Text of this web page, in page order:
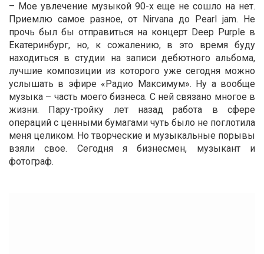
– Мое увлечение музыкой 90-х еще не сошло на нет.
Приемлю самое разное, от Nirvana до Pearl jam. Не
прочь был бы отправиться на концерт Deep Purple в
Екатеринбург, но, к сожалению, в это время буду
находиться в студии на записи дебютного альбома,
лучшие композиции из которого уже сегодня можно
услышать в эфире «Радио Максимум». Ну а вообще
музыка – часть моего бизнеса. С ней связано многое в
жизни. Пару-тройку лет назад работа в сфере
операций с ценными бумагами чуть было не поглотила
меня целиком. Но творческие и музыкальные порывы
взяли свое. Сегодня я бизнесмен, музыкант и
фотограф.